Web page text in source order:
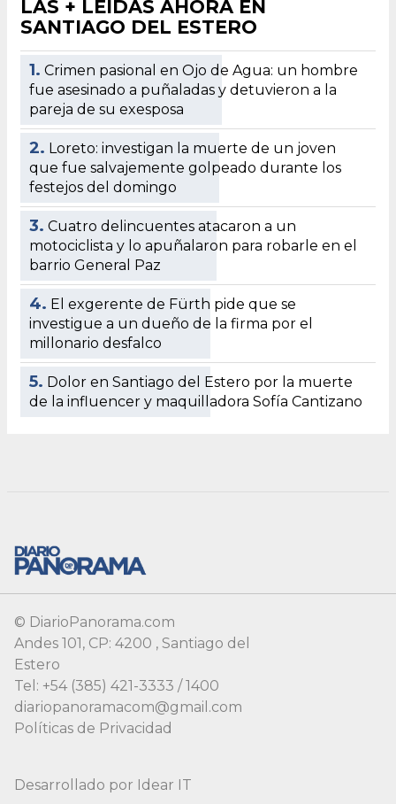
© DiarioPanorama.com
Andes 101, CP: 4200 , Santiago del
Estero
Tel: +54 (385) 421-3333 / 1400
diariopanoramacom@gmail.com
Políticas de Privacidad
Desarrollado por Idear IT